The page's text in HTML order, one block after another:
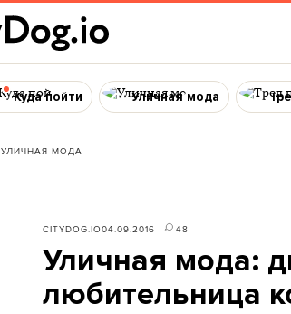
Куда пойти Уличная мода
УЛИЧНАЯ МОДА
CITYDOG.IO04.09.2016 48
Уличная мода:
любительница